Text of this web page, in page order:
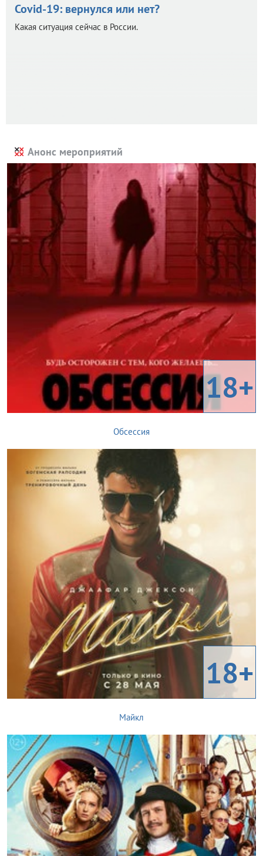
Covid-19: вернулся или нет?
Какая ситуация сейчас в России.
Анонс мероприятий
18+
Обсессия
18+
Майкл